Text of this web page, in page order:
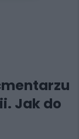
Jak do